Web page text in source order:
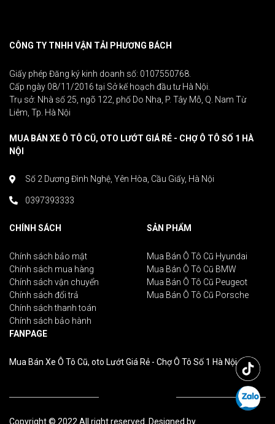
CÔNG TY TNHH VẬN TẢI PHƯƠNG BÁCH
Giấy phép Đăng ký kinh doanh số: 0107550768.
Cấp ngày 08/11/2016 tại Sở kế hoạch đầu tư Hà Nội.
Trụ sở: Nhà số 25, ngõ 122, phố Do Nha, P. Tây Mỗ, Q. Nam Từ
Liêm, Tp. Hà Nội
MUA BÁN XE Ô TÔ CŨ, OTO LƯỚT GIÁ RẺ - CHỢ Ô TÔ SỐ 1 HÀ
NỘI
Số 2 Dương Đình Nghệ, Yên Hòa, Cầu Giấy, Hà Nội
0397393333
CHÍNH SÁCH
Chính sách bảo mật
Chính sách mua hàng
Chính sách vận chuyển
Chính sách đổi trả
Chính sách thanh toán
Chính sách bảo hành
SẢN PHẨM
Mua Bán Ô Tô Cũ Hyundai
Mua Bán Ô Tô Cũ BMW
Mua Bán Ô Tô Cũ Peugeot
Mua Bán Ô Tô Cũ Porsche
FANPAGE
Mua Bán Xe Ô Tô Cũ, oto Lướt Giá Rẻ - Chợ Ô Tô Số 1 Hà Nội
Copyright © 2022 All right reserved. Designed by